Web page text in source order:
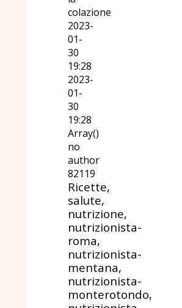
colazione
2023-
01-
30
19:28
2023-
01-
30
19:28
Array()
no
author
82119
Ricette,
salute,
nutrizione,
nutrizionista-
roma,
nutrizionista-
mentana,
nutrizionista-
monterotondo,